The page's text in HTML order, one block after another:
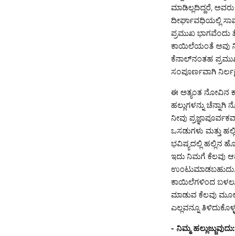
ಮಾಡಿಲ್ಲದಿದ್ದರೆ,
ದೀರ್ಘಾವಧಿಯಲ್ಲಿ
ಪ್ರಮುಖ ಭಾಗವೆಂದು
ಕಾಯಿಲೆಯಂತೆ ಅವು
ಕೆನಾಲ್‌ನಂತಹ
ಸಂಪೂರ್ಣವಾಗಿ
ಈ ಅತ್ಯಂತ ನೋವಿನ
ಹಲ್ಲುಗಳನ್ನು
ನೀವು
ಒಸಡುಗಳು ಮತ್ತು
ಭವಿಷ್ಯದಲ್ಲಿ ಹಲ್ಲಿನ
ಇದು ನಿಮಗೆ ಕೆಲವು
ಉಂಟುಮಾಡಬಹುದು.
ಕಾಯಿಲೆಗಳಿಂದ
ಮಾಡುವ ಕೆಲವು
ಎಲ್ಲವನ್ನೂ
- ನಿಮ್ಮ ಹಲ್ಲುಜ್ಜುವುದು: